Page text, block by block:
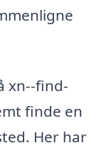
xn--find-
finde en
Her har